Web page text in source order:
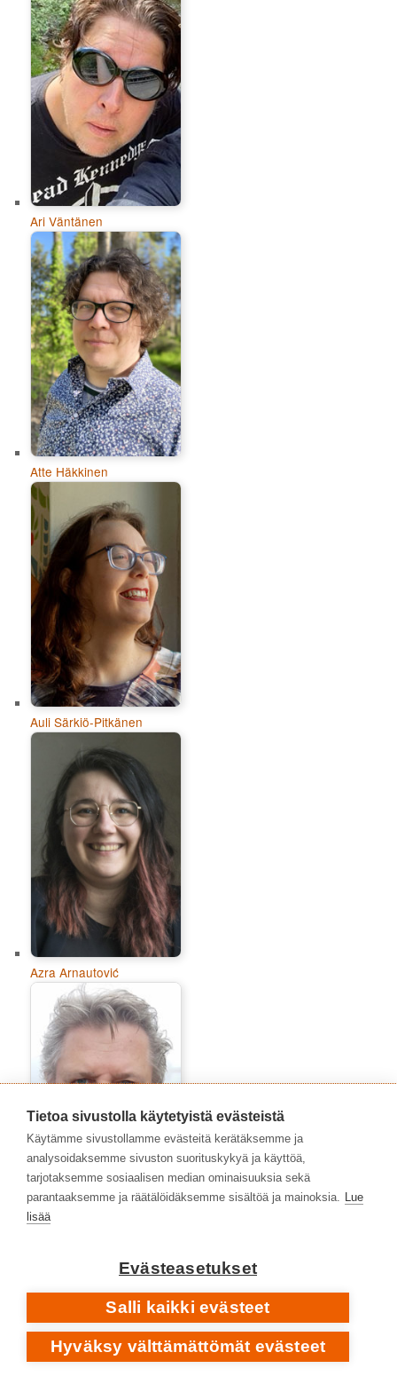
Ari Väntänen
Atte Häkkinen
Auli Särkiö-Pitkänen
Azra Arnautović
Heikki Poroila
Tietoa sivustolla käytetyistä evästeistä
Käytämme sivustollamme evästeitä kerätäksemme ja
analysoidaksemme sivuston suorituskykyä ja käyttöä,
tarjotaksemme sosiaalisen median ominaisuuksia sekä
parantaaksemme ja räätälöidäksemme sisältöä ja mainoksia. Lue
lisää
Evästeasetukset
Salli kaikki evästeet
Hyväksy välttämättömät evästeet